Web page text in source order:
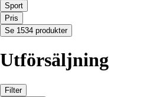
Sport
Pris
Se 1534 produkter
Utförsäljning
Filter